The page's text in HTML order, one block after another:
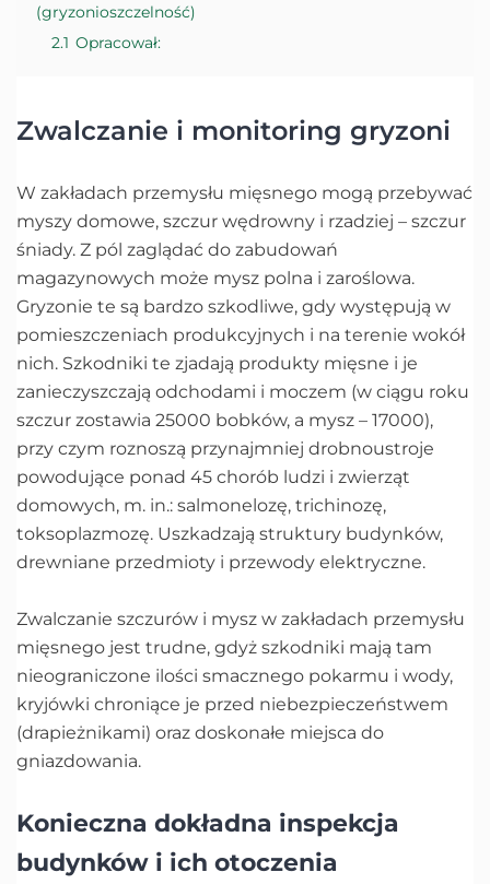
(gryzonioszczelność)
2.1 Opracował:
Zwalczanie i monitoring gryzoni
W zakładach przemysłu mięsnego mogą przebywać
myszy domowe, szczur wędrowny i rzadziej – szczur
śniady. Z pól zaglądać do zabudowań
magazynowych może mysz polna i zaroślowa.
Gryzonie te są bardzo szkodliwe, gdy występują w
pomieszczeniach produkcyjnych i na terenie wokół
nich. Szkodniki te zjadają produkty mięsne i je
zanieczyszczają odchodami i moczem (w ciągu roku
szczur zostawia 25000 bobków, a mysz – 17000),
przy czym roznoszą przynajmniej drobnoustroje
powodujące ponad 45 chorób ludzi i zwierząt
domowych, m. in.: salmonelozę, trichinozę,
toksoplazmozę. Uszkadzają struktury budynków,
drewniane przedmioty i przewody elektryczne.
Zwalczanie szczurów i mysz w zakładach przemysłu
mięsnego jest trudne, gdyż szkodniki mają tam
nieograniczone ilości smacznego pokarmu i wody,
kryjówki chroniące je przed niebezpieczeństwem
(drapieżnikami) oraz doskonałe miejsca do
gniazdowania.
Konieczna dokładna inspekcja
budynków i ich otoczenia